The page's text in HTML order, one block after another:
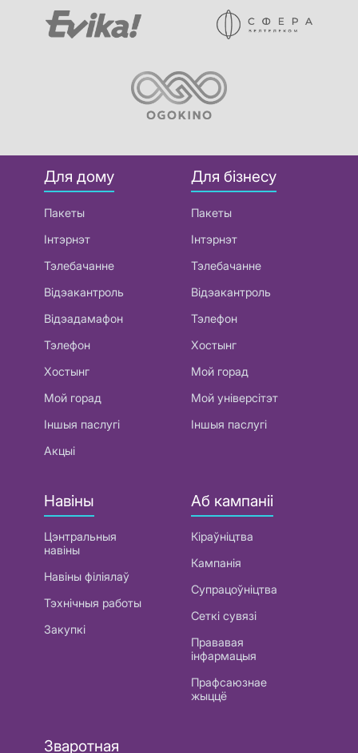
Для дому
Пакеты
Інтэрнэт
Тэлебачанне
Відэакантроль
Відэадамафон
Тэлефон
Хостынг
Мой горад
Іншыя паслугі
Акцыі
Для бізнесу
Пакеты
Інтэрнэт
Тэлебачанне
Відэакантроль
Тэлефон
Хостынг
Мой горад
Мой універсітэт
Іншыя паслугі
Навіны
Цэнтральныя
навіны
Навіны філіялаў
Тэхнічныя работы
Закупкі
Аб кампаніі
Кіраўніцтва
Кампанія
Супрацоўніцтва
Сеткі сувязі
Прававая
інфармацыя
Прафсаюзнае
жыццё
Зваротная